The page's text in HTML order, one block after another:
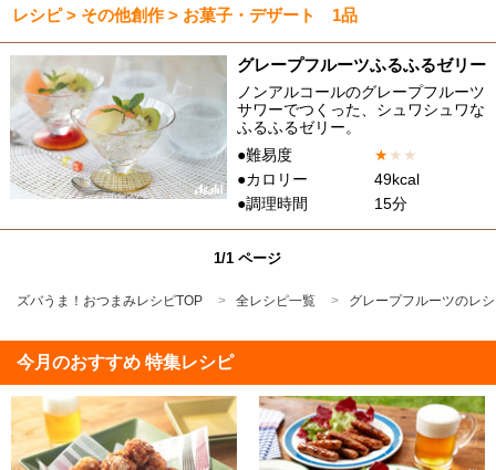
レシピ > その他創作 > お菓子・デザート 1品
グレープフルーツふるふるゼリー
ノンアルコールのグレープフルーツ
サワーでつくった、シュワシュワな
ふるふるゼリー。
●難易度
★★ ★
●カロリー
49kcal
●調理時間
15分
1/1 ページ
ズバうま！おつまみレシピTOP 全レシピ一覧 グレープフルーツのレ
今月のおすすめ 特集レシピ